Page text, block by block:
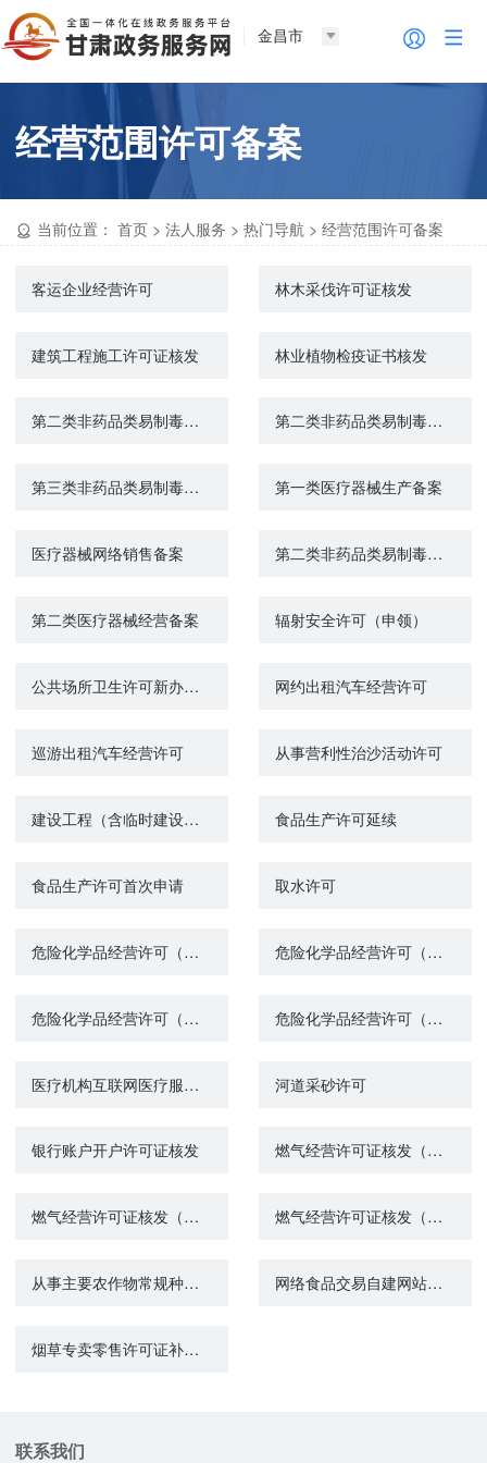
金昌市
经营范围许可备案
当前位置： 首页 >法人服务 >热门导航 >经营范围许可备案
客运企业经营许可 林木采伐许可证核发
建筑工程施工许可证核发 林业植物检疫证书核发
第二类非药品类易制毒化学品生产（经营）备案、第三类非药品易制毒化学品生产备案注销 第二类非药品类易制毒化学品生产备案
第三类非药品类易制毒化学品生产备案 第一类医疗器械生产备案
医疗器械网络销售备案 第二类非药品类易制毒化学品经营备案
第二类医疗器械经营备案 辐射安全许可（申领）
公共场所卫生许可新办（除饭馆、咖啡馆、酒吧、茶座等） 网约出租汽车经营许可
巡游出租汽车经营许可 从事营利性治沙活动许可
建设工程（含临时建设）规划许可证核发 食品生产许可延续
食品生产许可首次申请 取水许可
危险化学品经营许可（注销） 危险化学品经营许可（首次办理）
危险化学品经营许可（变更） 危险化学品经营许可（延期）
医疗机构互联网医疗服务许可 河道采砂许可
银行账户开户许可证核发 燃气经营许可证核发（注销）
燃气经营许可证核发（注销） 燃气经营许可证核发（申请）
从事主要农作物常规种子生产经营许可证、非主要农作物种子经营许可证核发 网络食品交易自建网站备案
烟草专卖零售许可证补办办理
联系我们